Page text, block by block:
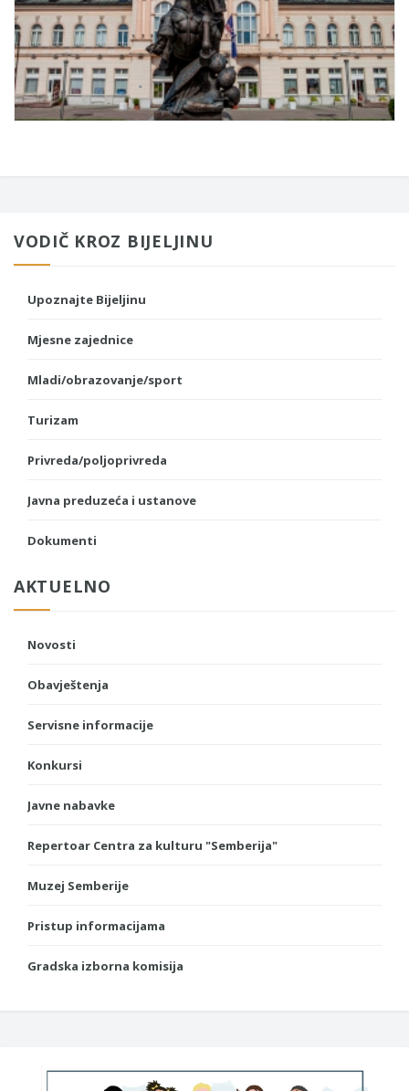
VODIČ KROZ BIJELJINU
Upoznajte Bijeljinu
Mjesne zajednice
Mladi/obrazovanje/sport
Turizam
Privreda/poljoprivreda
Javna preduzeća i ustanove
Dokumenti
AKTUELNO
Novosti
Obavještenja
Servisne informacije
Konkursi
Javne nabavke
Repertoar Centra za kulturu "Semberija"
Muzej Semberije
Pristup informacijama
Gradska izborna komisija